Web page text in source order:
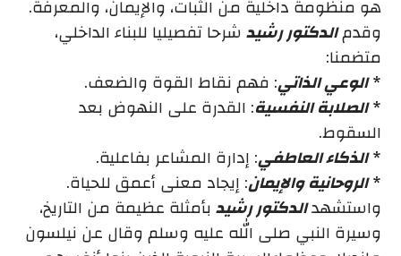
هو منظومة داخلية من الثبات، والإيمان، والمعرفة.
وقدمالدكتور رشيد شرحا تفصيليا للبناء الداخلي،
متضمنا:
*الوعي الذاتي: فهم نقاط القوة والضعف.
*الصلابة النفسية: القدرة على النهوض بعد
السقوط.
*الذكاء العاطفي: إدارة المشاعر بفاعلية.
*الروحانية والإيمان: إيجاد معنى أعمق للحياة.
واستشهدالدكتور رشيدبأمثلة عظيمة من التاريخ،
وسيرة النبي صلى الله عليه وسلم وقال عن نيلسون